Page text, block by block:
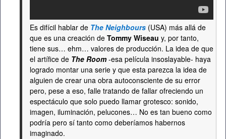
Es difícil hablar de The Neighbours (USA) más allá de
que es una creación de Tommy Wiseau y, por tanto,
tiene sus… ehm… valores de producción. La idea de que
el artífice de The Room-esa película insoslayable- haya
logrado montar una serie y que esta parezca la idea de
alguien de crear una obra autoconsciente de su error
pero, pese a eso, falle tratando de fallar ofreciendo un
espectáculo que solo puedo llamar grotesco: sonido,
imagen, iluminación, pelucones… No es tan bueno como
podría pero sí tanto como deberíamos habernos
imaginado.